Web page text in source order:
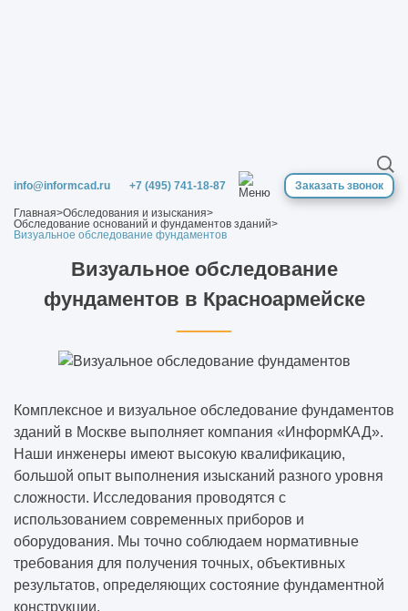
info@informcad.ru +7 (495) 741-18-87 Заказать звонок
Главная>Обследования и изыскания>
Обследование оснований и фундаментов зданий>
Визуальное обследование фундаментов
Визуальное обследование
фундаментов в Красноармейске
Комплексное и визуальное обследование фундаментов
зданий в Москве выполняет компания «ИнформКАД».
Наши инженеры имеют высокую квалификацию,
большой опыт выполнения изысканий разного уровня
сложности. Исследования проводятся с
использованием современных приборов и
оборудования. Мы точно соблюдаем нормативные
требования для получения точных, объективных
результатов, определяющих состояние фундаментной
конструкции.